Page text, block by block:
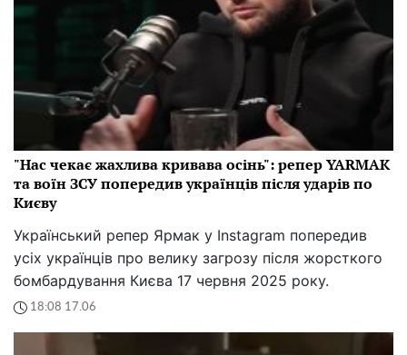
"Нас чекає жахлива кривава осінь": репер YARMAK
та воїн ЗСУ попередив українців після ударів по
Києву
Український репер Ярмак у Instagram попередив
усіх українців про велику загрозу після жорсткого
бомбардування Києва 17 червня 2025 року.
18:08 17.06